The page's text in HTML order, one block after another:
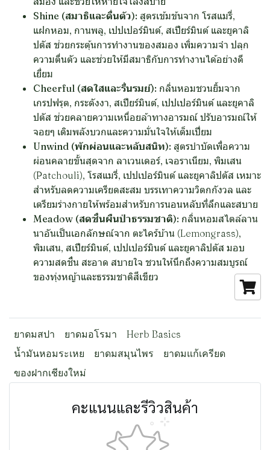
Shine (สมาธิและตื่นตัว): สูตรเข้มข้นจาก โรสแมรี่,
แฝกหอม, กานพลู, เปปเปอร์มินต์, สเปียร์มินต์ และยูคาลิ
ปตัส ช่วยกระตุ้นการทำงานของสมอง เพิ่มความจำ ปลุก
ความตื่นตัว และช่วยให้มีสมาธิกับการทำงานได้อย่างดี
เยี่ยม
Cheerful (สดใสและรื่นรมย์): กลิ่นหอมชวนยิ้มจาก
เกรปฟรุต, กระดังงา, สเปียร์มินต์, เปปเปอร์มินต์ และยูคาลิ
ปตัส ช่วยคลายความเหนื่อยล้าทางอารมณ์ ปรับอารมณ์ให้
จอยๆ เติมพลังบวกและความมั่นใจให้เต็มเปี่ยม
Unwind (พักผ่อนและหลับสนิท): สูตรบำบัดเพื่อความ
ผ่อนคลายขั้นสุดจาก ลาเวนเดอร์, เจอราเนียม, พิมเสน
(Patchouli), โรสแมรี่, เปปเปอร์มินต์ และยูคาลิปตัส เหมาะ
สำหรับลดความเครียดสะสม บรรเทาความวิตกกังวล และ
เตรียมร่างกายให้พร้อมสำหรับการนอนหลับที่ลึกและสบาย
Meadow (สดชื่นผืนป่าธรรมชาติ): กลิ่นหอมสไตล์ลาน
นาอันเป็นเอกลักษณ์จาก ตะไคร้บ้าน (Lemongrass),
พิมเสน, สเปียร์มินต์, เปปเปอร์มินต์ และยูคาลิปตัส มอบ
ความสดชื่น สะอาด สบายใจ ชวนให้นึกถึงความสมบูรณ์
ของทุ่งหญ้าและธรรมชาติสีเขียว
ยาดมสปา ยาดมอโรมา
Herb Basics
น้ำมันหอมระเหย
ยาดมสมุนไพร
ยาดมแก้เครียด
ของฝากเชียงใหม่
คะแนนและรีวิวสินค้า